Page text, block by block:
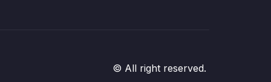
© All right reserved.